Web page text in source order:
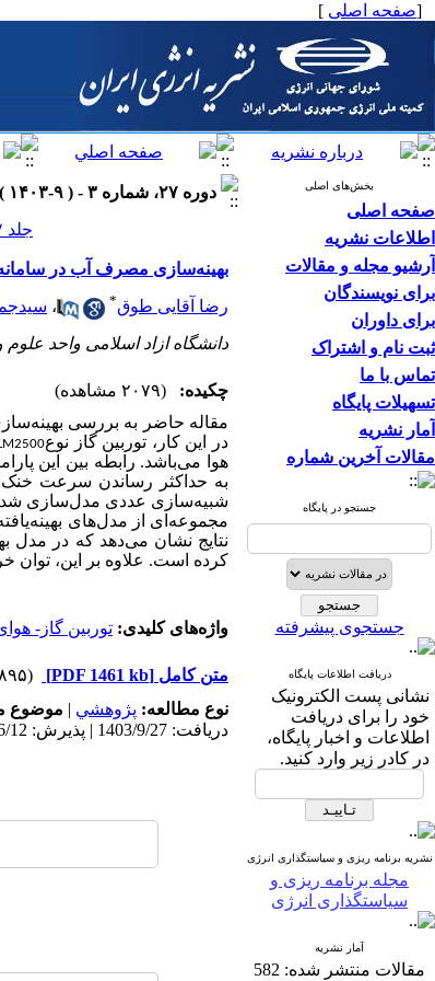
[صفحه اصلی ]
بخش‌های اصلی
صفحه اصلی
اطلاعات نشریه
آرشیو مجله و مقالات
برای نویسندگان
برای داوران
ثبت نام و اشتراک
تماس با ما
تسهیلات پایگاه
آمار نشریه
مقالات آخرین شماره
جستجو در پایگاه
جستجوی پیشرفته
دریافت اطلاعات پایگاه
نشانی پست الکترونیک
خود را برای دریافت
اطلاعات و اخبار پایگاه،
در کادر زیر وارد کنید.
نشریه برنامه ریزی و سیاستگذاری انرژی
مجله برنامه ریزی و
سیاستگذاری انرژی
آمار نشریه
مقالات منتشر شده: 582
دوره ۲۷، شماره ۳ - ( ۹-۱۴۰۳ )
جلد ۲۷ شماره ۳ صفحات ۵۰-۳۱
بهینه‌سازی مصرف آب در
رضا آقایی طوق* ،
دانشگاه ازاد اسلامی واحد
چکیده: (۲۰۷۹ مشاهده)
مقاله حاضر به بررسی
در این کار، توربین گاز نوع
هوا می‌باشد. رابطه بین این
به حداکثر رساندن سرعت
شبیه‌سازی عددی مدل‌سازی شد.
مجموعه‌ای از مدل‌های
کرده است. علاوه بر این، توان
واژه‌های کلیدی: توربین گاز-
متن کامل [PDF 1461 kb]
(۸۹۵ دریافت)
نوع مطالعه: پژوهشي | موضوع
دریافت: 1403/9/27 | پذیرش: 1404/6/12 | انتشار: 1403/9/10